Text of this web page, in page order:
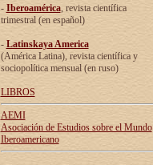
- Iberoamérica, revista científica
trimestral (en español)
- Latinskaya America
(América Latina), revista científica y
sociopolítica mensual (en ruso)
LIBROS
AEMI
Asociación de Estudios sobre el Mundo
Iberoamericano